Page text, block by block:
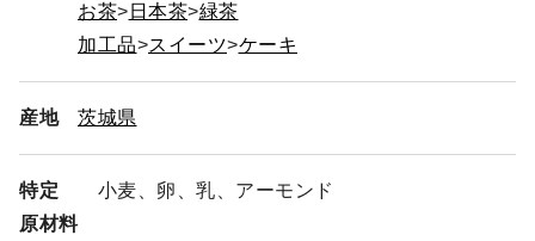
お茶
日本茶 緑茶
加工品
スイーツ ケーキ
産地 茨城県
特定
原材料
小麦、卵、乳、アーモンド